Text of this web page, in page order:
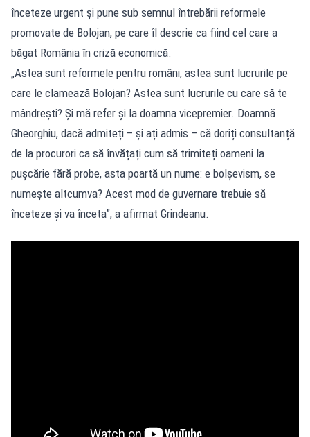
înceteze urgent și pune sub semnul întrebării reformele
promovate de Bolojan, pe care îl descrie ca fiind cel care a
băgat România în criză economică.
„Astea sunt reformele pentru români, astea sunt lucrurile pe
care le clamează Bolojan? Astea sunt lucrurile cu care să te
mândrești? Și mă refer și la doamna vicepremier. Doamnă
Gheorghiu, dacă admiteți – și ați admis – că doriți consultanță
de la procurori ca să învățați cum să trimiteți oameni la
pușcărie fără probe, asta poartă un nume: e bolșevism, se
numește altcumva? Acest mod de guvernare trebuie să
înceteze și va înceta”, a afirmat Grindeanu.